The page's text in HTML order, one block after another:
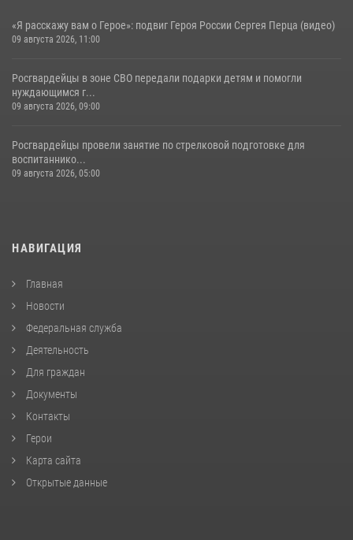
«Я расскажу вам о Герое»: подвиг Героя России Сергея Перца (видео)
09 августа 2026, 11:00
Росгвардейцы в зоне СВО передали подарки детям и помогли
нуждающимся г...
09 августа 2026, 09:00
Росгвардейцы провели занятие по стрелковой подготовке для
воспитаннико...
09 августа 2026, 05:00
НАВИГАЦИЯ
Главная
Новости
Федеральная служба
Деятельность
Для граждан
Документы
Контакты
Герои
Карта сайта
Открытые данные